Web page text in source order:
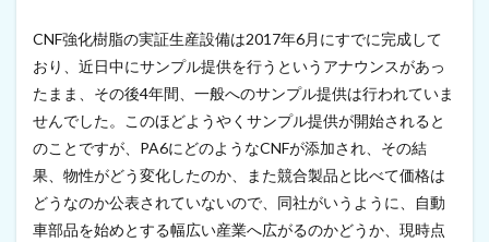
l
l
u
l
o
s
i
b
CNF強化樹脂の実証生産設備は2017年6月にすでに完成して
おり、近日中にサンプル提供を行うというアナウンスがあっ
たまま、その後4年間、一般へのサンプル提供は行われていま
せんでした。このほどようやくサンプル提供が開始されると
のことですが、PA6にどのようなCNFが添加され、その結
果、物性がどう変化したのか、また競合製品と比べて価格は
どうなのか公表されていないので、同社がいうように、自動
車部品を始めとする幅広い産業へ広がるのかどうか、現時点